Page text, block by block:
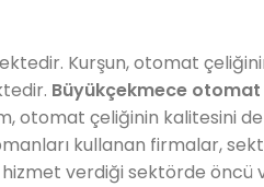
Kurşun, otomat
Büyükçekmece otomat
otomat çeliğinin kalitesini
kullanan firmalar,
verdiği sektörde öncü